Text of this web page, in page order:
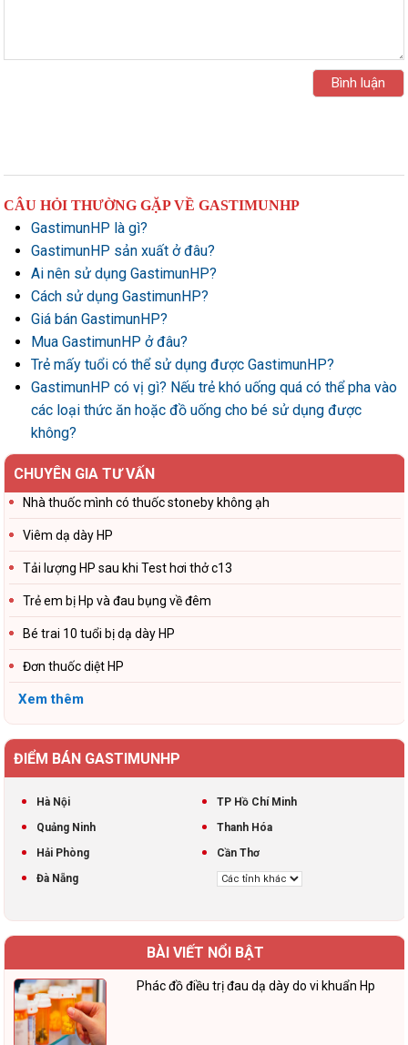
CÂU HỎI THƯỜNG GẶP VỀ GASTIMUNHP
GastimunHP là gì?
GastimunHP sản xuất ở đâu?
Ai nên sử dụng GastimunHP?
Cách sử dụng GastimunHP?
Giá bán GastimunHP?
Mua GastimunHP ở đâu?
Trẻ mấy tuổi có thể sử dụng được GastimunHP?
GastimunHP có vị gì? Nếu trẻ khó uống quá có thể pha vào
các loại thức ăn hoặc đồ uống cho bé sử dụng được
không?
CHUYÊN GIA TƯ VẤN
Nhà thuốc mình có thuốc stoneby không ạh
Viêm dạ dày HP
Tải lượng HP sau khi Test hơi thở c13
Trẻ em bị Hp và đau bụng về đêm
Bé trai 10 tuổi bị dạ dày HP
Đơn thuốc diệt HP
Xem thêm
ĐIỂM BÁN GASTIMUNHP
Hà Nội
TP Hồ Chí Minh
Quảng Ninh
Thanh Hóa
Hải Phòng
Cần Thơ
Đà Nẵng
BÀI VIẾT NỔI BẬT
Phác đồ điều trị đau dạ dày do vi khuẩn Hp